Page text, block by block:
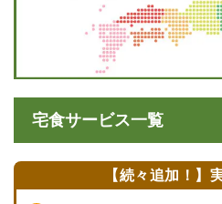
宅食サービス一覧
【続々追加！】